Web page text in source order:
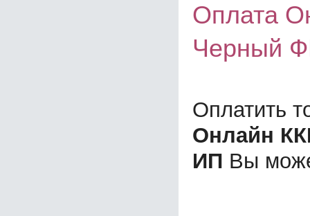
Оплата
Черный
Оплатить
Онлайн
ИП Вы